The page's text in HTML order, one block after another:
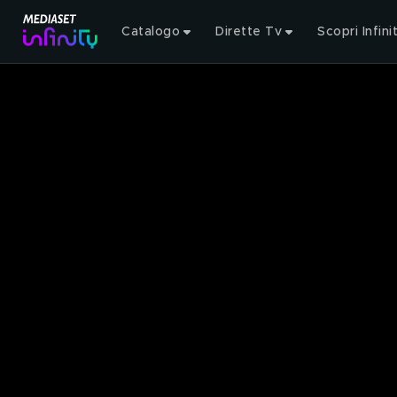
Catalogo Dirette Tv Scopri